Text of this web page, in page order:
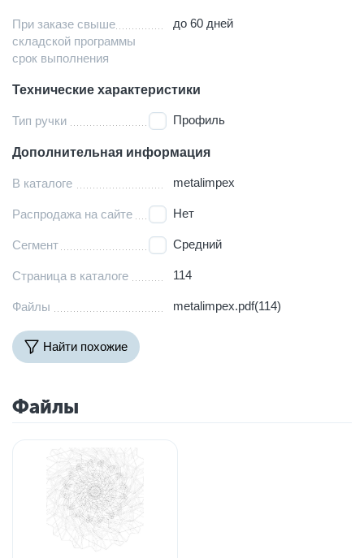
При заказе свыше
складской программы
срок выполнения
до 60 дней
Технические характеристики
Тип ручки Профиль
Дополнительная информация
В каталоге metalimpex
Распродажа на сайте Нет
Сегмент Средний
Страница в каталоге 114
Файлы metalimpex.pdf(114)
Найти похожие
Файлы